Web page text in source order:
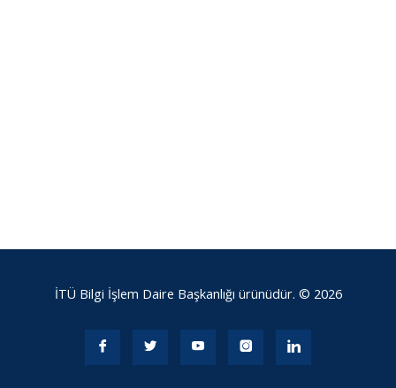
İTÜ Bilgi İşlem Daire Başkanlığı ürünüdür. © 2026